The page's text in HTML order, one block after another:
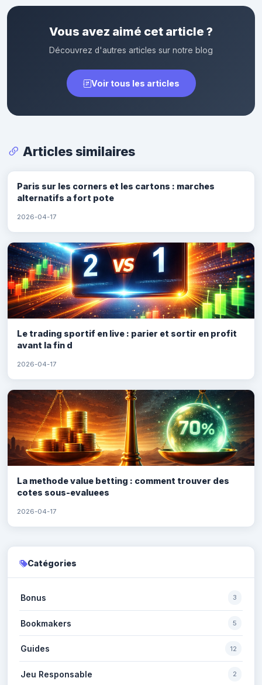
Vous avez aimé cet article ?
Découvrez d'autres articles sur notre blog
Voir tous les articles
Articles similaires
Paris sur les corners et les cartons : marches
alternatifs a fort pote
2026-04-17
Le trading sportif en live : parier et sortir en profit
avant la fin d
2026-04-17
La methode value betting : comment trouver des
cotes sous-evaluees
2026-04-17
Catégories
Bonus 3
Bookmakers 5
Guides 12
Jeu Responsable 2